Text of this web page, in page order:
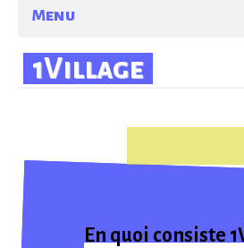
Menu
1Village
En quoi consiste